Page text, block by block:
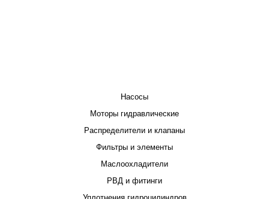
Насосы
Моторы гидравлические
Распределители и клапаны
Фильтры и элементы
Маслоохладители
РВД и фитинги